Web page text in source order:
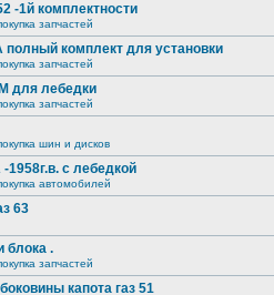
-1й комплектности
запчастей
комплект для установки
запчастей
для лебедки
запчастей
шин и дисков
с лебедкой
автомобилей
63
блока .
запчастей
капота газ 51